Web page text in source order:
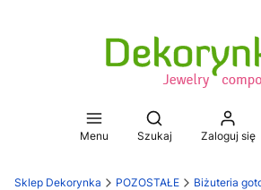
Menu
Otwórz
Szukaj Zaloguj się
Sklep Dekorynka POZOSTAŁE Biżuteria